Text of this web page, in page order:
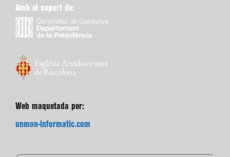
Amb el suport de:
Web maquetada per:
unmon-informatic.com